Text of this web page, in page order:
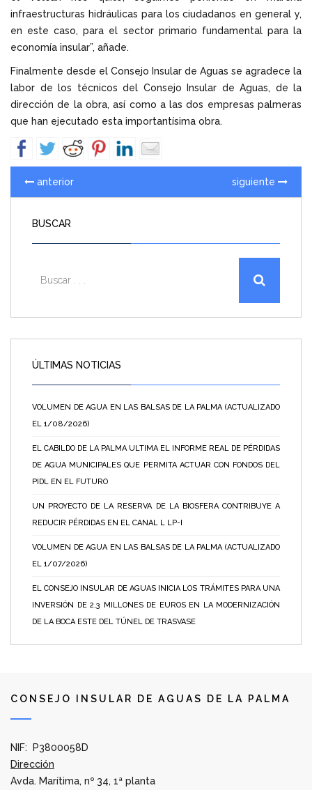
infraestructuras hidráulicas para los ciudadanos en general y,
en este caso, para el sector primario fundamental para la
economía insular”, añade.
Finalmente desde el Consejo Insular de Aguas se agradece la
labor de los técnicos del Consejo Insular de Aguas, de la
dirección de la obra, así como a las dos empresas palmeras
que han ejecutado esta importantísima obra.
anterior siguiente
BUSCAR
ÚLTIMAS NOTICIAS
VOLUMEN DE AGUA EN LAS BALSAS DE LA PALMA (ACTUALIZADO
EL 1/08/2026)
EL CABILDO DE LA PALMA ULTIMA EL INFORME REAL DE PÉRDIDAS
DE AGUA MUNICIPALES QUE PERMITA ACTUAR CON FONDOS DEL
PIDL EN EL FUTURO
UN PROYECTO DE LA RESERVA DE LA BIOSFERA CONTRIBUYE A
REDUCIR PÉRDIDAS EN EL CANAL L LP-I
VOLUMEN DE AGUA EN LAS BALSAS DE LA PALMA (ACTUALIZADO
EL 1/07/2026)
EL CONSEJO INSULAR DE AGUAS INICIA LOS TRÁMITES PARA UNA
INVERSIÓN DE 2,3 MILLONES DE EUROS EN LA MODERNIZACIÓN
DE LA BOCA ESTE DEL TÚNEL DE TRASVASE
CONSEJO INSULAR DE AGUAS DE LA PALMA
NIF: P3800058D
Dirección
Avda. Marítima, nº 34, 1ª planta